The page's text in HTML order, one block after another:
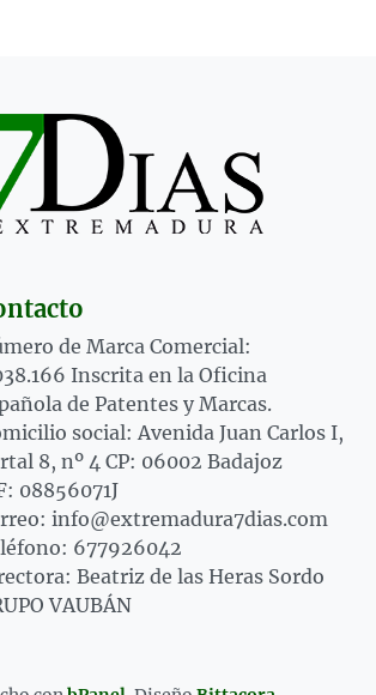
de Marca Comercial:
Inscrita en la Oficina
de Patentes y Marcas.
social: Avenida Juan Carlos I,
8, nº 4 CP: 06002 Badajoz
08856071J
info@extremadura7dias.com
677926042
Beatriz de las Heras Sordo
VAUBÁN